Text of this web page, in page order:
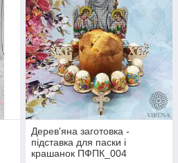
Дерев'яна заготовка -
підставка для паски і
крашанок ПФПК_004